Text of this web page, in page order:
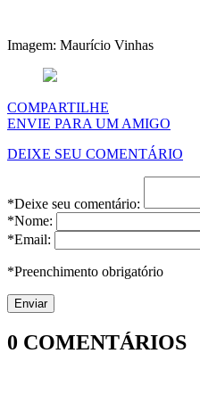
Imagem: Maurício Vinhas
COMPARTILHE
ENVIE PARA UM AMIGO
DEIXE SEU COMENTÁRIO
*Deixe seu comentário:
*Nome:
*Email:
*Preenchimento obrigatório
0 COMENTÁRIOS